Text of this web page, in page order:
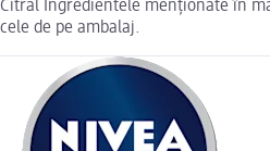
Citral Ingredientele menționate în
cele de pe ambalaj.